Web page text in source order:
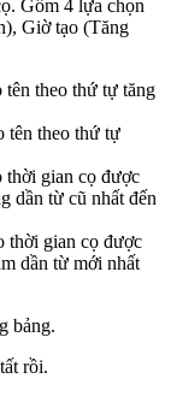
Gồm 4 lựa chọn
Giờ tạo (Tăng
tên theo thứ tự tăng
tên theo thứ tự
thời gian cọ được
dần từ cũ nhất đến
thời gian cọ được
dần từ mới nhất
bảng.
rồi.